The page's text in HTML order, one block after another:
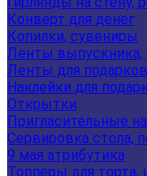
Конверт для денег
Копилки, сувениры
Ленты выпускника,
Ленты для подарков
Наклейки для
Открытки
Пригласительные
Сервировка стола,
9 мая атрибутика
Топперы для торта,